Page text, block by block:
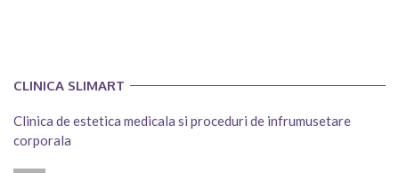
CLINICA SLIMART
Clinica de estetica medicala si proceduri de infrumusetare
corporala